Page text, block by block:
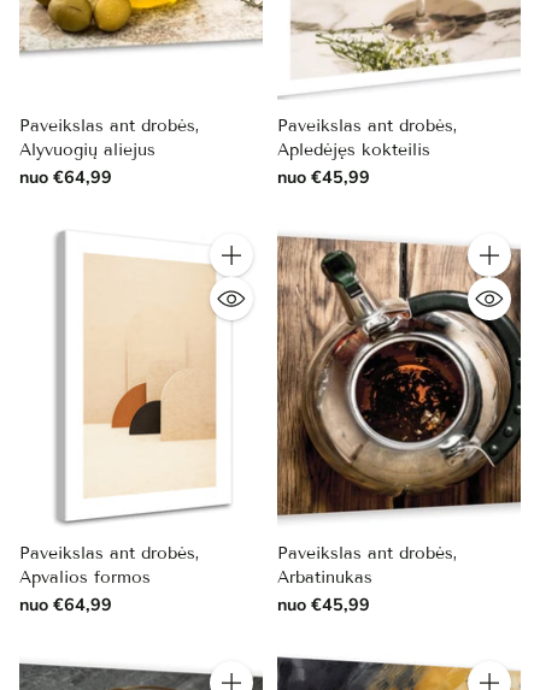
Paveikslas ant drobės,
Alyvuogių aliejus
nuo €64,99
Paveikslas ant drobės,
Apledėjęs kokteilis
nuo €45,99
Kiekis
Paveikslas ant drobės,
Apvalios formos
nuo €64,99
Kiekis
Paveikslas ant drobės,
Arbatinukas
nuo €45,99